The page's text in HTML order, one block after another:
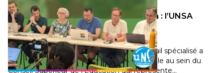
Transition écologique de l’éducation : l’UNSA
Éducation fait bouger les lignes
30 juin 2026-National
Pendant plusieurs mois, un groupe de travail spécialisé a
travaillé sur la transition écologique de l’Ecole au sein du
Conseil Supérieur de l’Éducation qui représente…